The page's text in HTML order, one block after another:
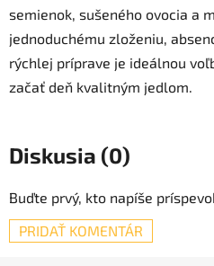
semienok, sušeného ovocia a
jednoduchému zloženiu,
rýchlej príprave je ideálnou
začať deň kvalitným jedlom.
Diskusia (0)
Buďte prvý, kto napíše
PRIDAŤ KOMENTÁR